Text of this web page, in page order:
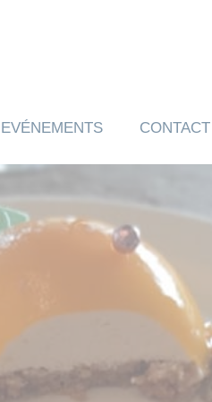
EVÉNEMENTS CONTACT